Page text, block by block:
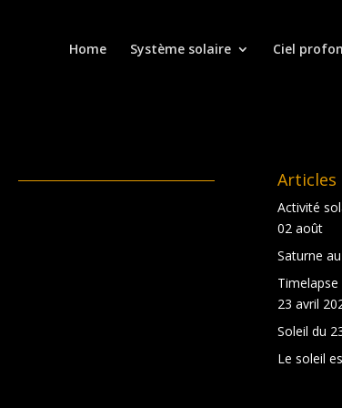
Home Système solaire Ciel
Articles
Activité
02 août
Saturne
23 avril
Soleil du
Le soleil